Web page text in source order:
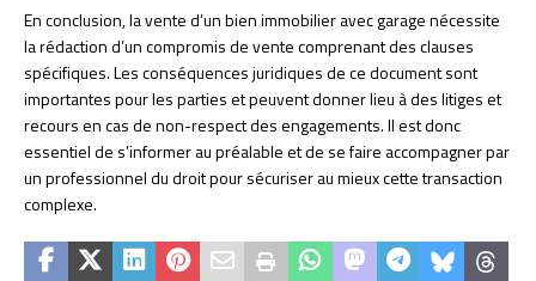
En conclusion, la vente d’un bien immobilier avec garage nécessite
la rédaction d’un compromis de vente comprenant des clauses
spécifiques. Les conséquences juridiques de ce document sont
importantes pour les parties et peuvent donner lieu à des litiges et
recours en cas de non-respect des engagements. Il est donc
essentiel de s’informer au préalable et de se faire accompagner par
un professionnel du droit pour sécuriser au mieux cette transaction
complexe.